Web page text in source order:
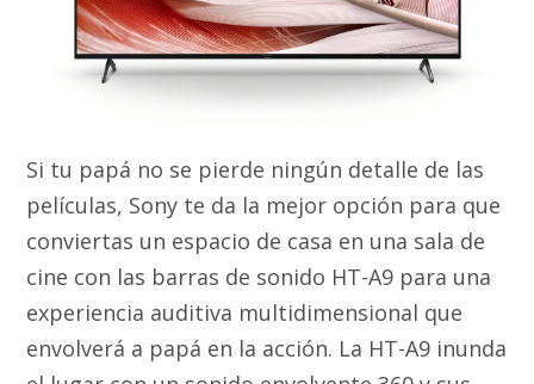
Si tu papá no se pierde ningún detalle de las
películas, Sony te da la mejor opción para que
conviertas un espacio de casa en una sala de
cine con las barras de sonido HT-A9 para una
experiencia auditiva multidimensional que
envolverá a papá en la acción. La HT-A9 inunda